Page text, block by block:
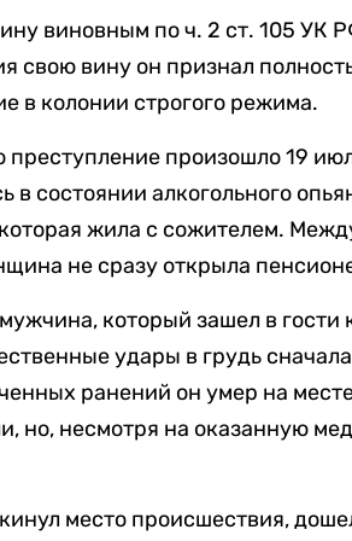
виновным по ч. 2 ст. 105 УК
свою вину он признал
в колонии строгого режима.
преступление произошло 19
в состоянии алкогольного
жила с сожителем.
не сразу открыла
который зашел в
удары в грудь
ранений он умер на
но, несмотря на оказанную
место происшествия,